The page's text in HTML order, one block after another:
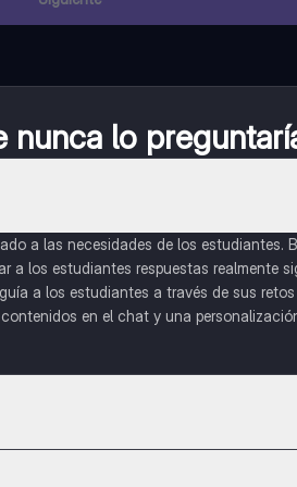
nunca lo
a las necesidades de los estudiantes.
a los estudiantes respuestas realmente
a los estudiantes a través de sus
en el chat y una